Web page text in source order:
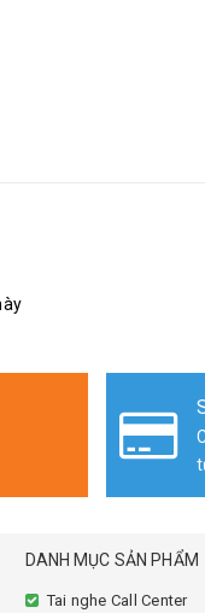
DANH MỤC SẢN PHẨM
Tai nghe Call Center